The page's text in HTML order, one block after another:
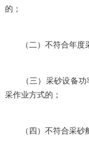
的；
（二）不符合年度采
（三）采砂设备功
采作业方式的；
（四）不符合采砂船